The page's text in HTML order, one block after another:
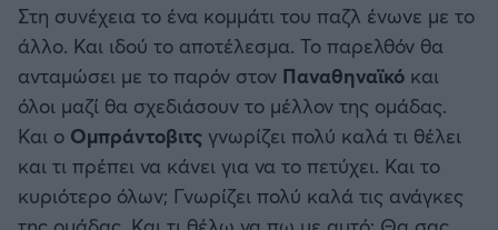
Στη συνέχεια το ένα κομμάτι του παζλ ένωνε με το
άλλο. Και ιδού το αποτέλεσμα. Το παρελθόν θα
ανταμώσει με το παρόν στον Παναθηναϊκό και
όλοι μαζί θα σχεδιάσουν το μέλλον της ομάδας.
Και ο Ομπράντοβιτς γνωρίζει πολύ καλά τι θέλει
και τι πρέπει να κάνει για να το πετύχει. Και το
κυριότερο όλων; Γνωρίζει πολύ καλά τις ανάγκες